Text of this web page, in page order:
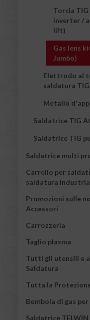
Torcia
inverter /
lift)
Gas lens
Jumbo)
Elettrodo al
saldatura TIG
Metallo
Saldatrice TIG
Saldatrice TIG
Saldatrice multi
Carrello per
saldatura
Promozioni sulle
Accessori
Carrozzeria
Taglio plasma
Tutti gli utensili e
Saldatura
Tutta la
Bombola di gas
Saldatrice TELWIN